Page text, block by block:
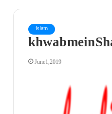
islam
khwab mein
June 1, 2019